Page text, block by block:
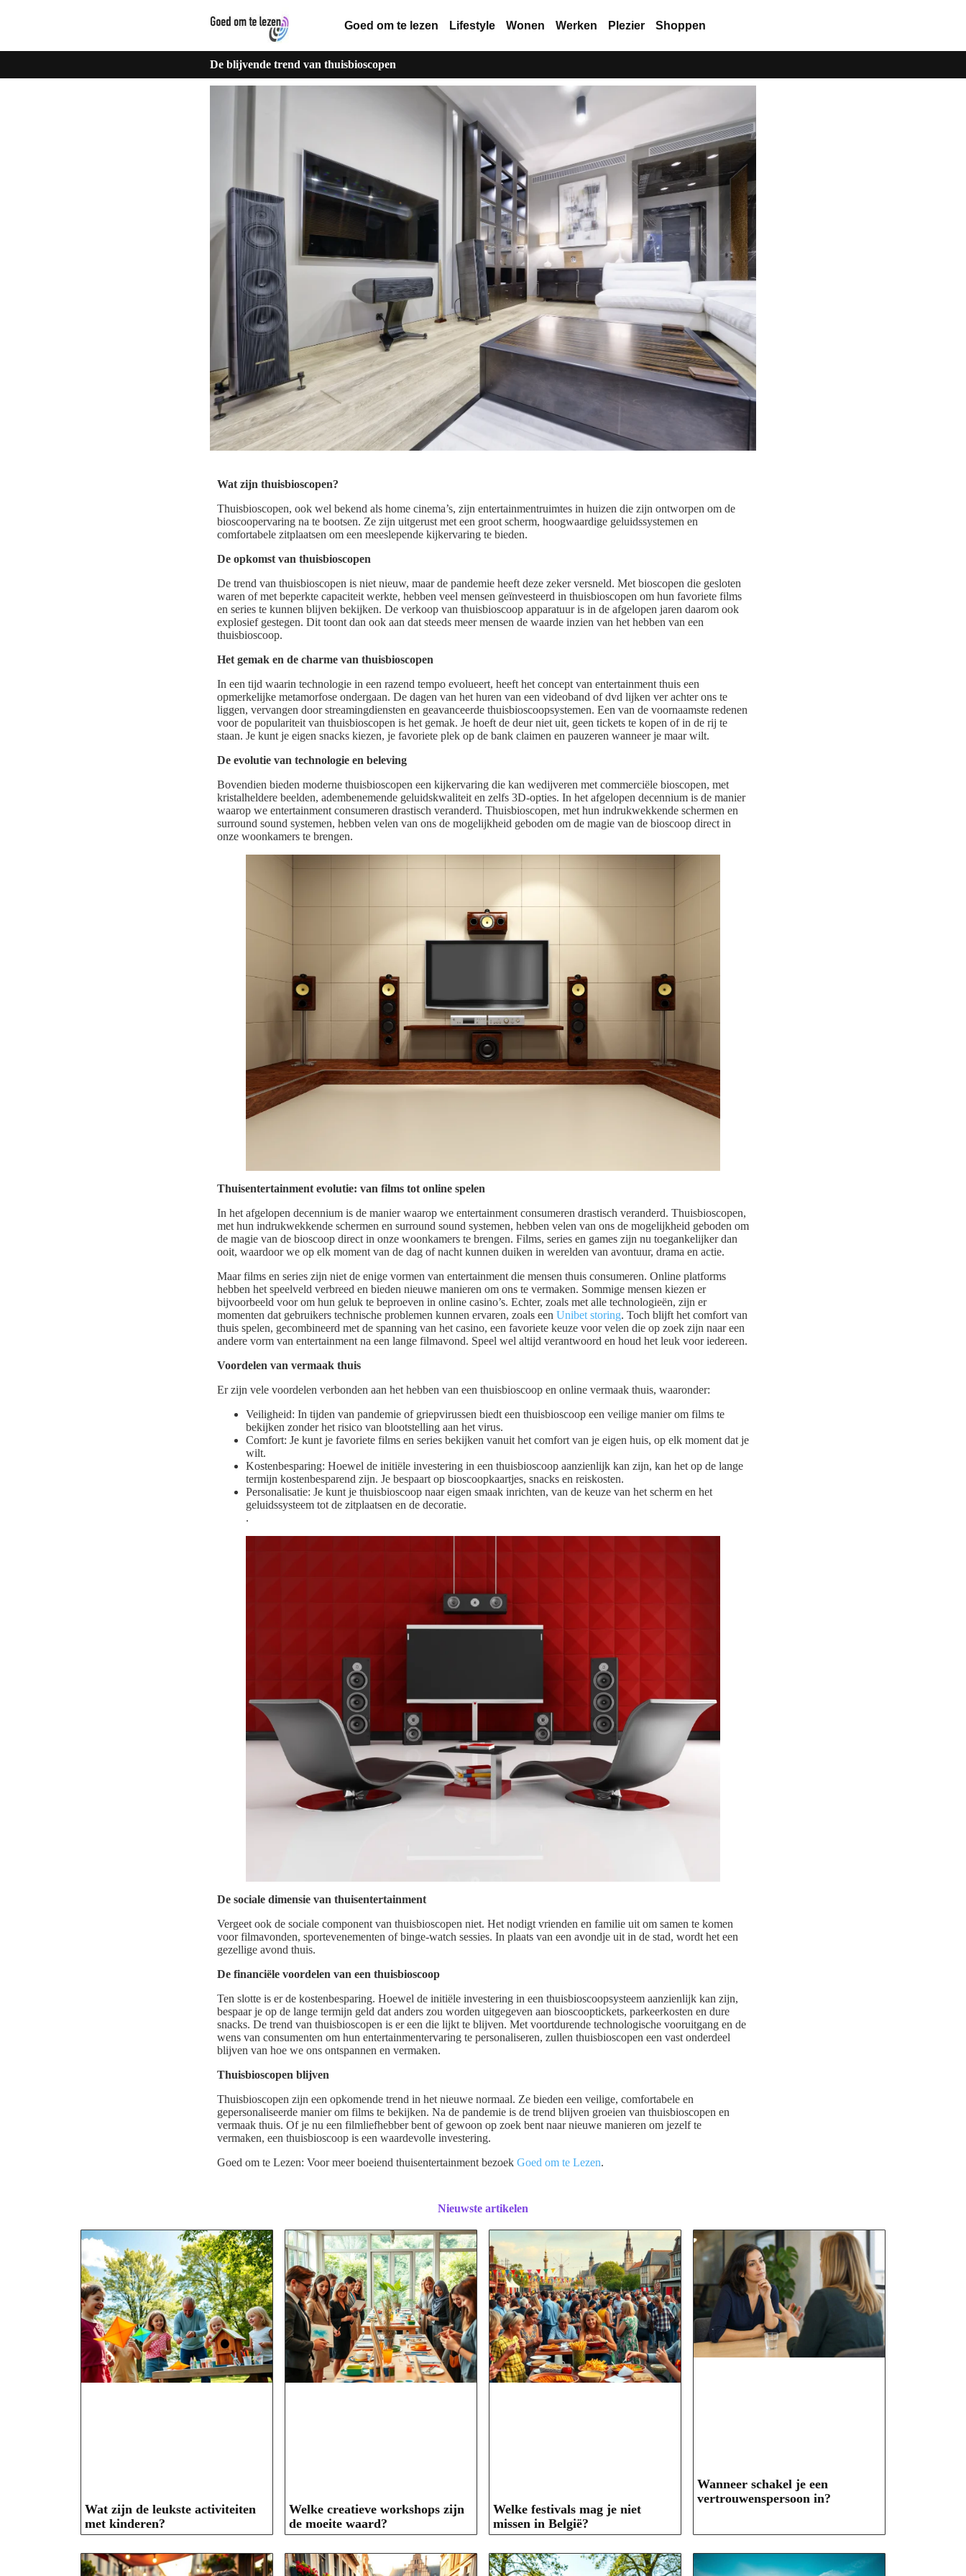
Goed om te lezen Lifestyle Wonen Werken Plezier Shoppen
De blijvende trend van thuisbioscopen
Wat zijn thuisbioscopen?
Thuisbioscopen, ook wel bekend als home cinema’s, zijn entertainmentruimtes in huizen die zijn ontworpen om de
bioscoopervaring na te bootsen. Ze zijn uitgerust met een groot scherm, hoogwaardige geluidssystemen en
comfortabele zitplaatsen om een meeslepende kijkervaring te bieden.
De opkomst van thuisbioscopen
De trend van thuisbioscopen is niet nieuw, maar de pandemie heeft deze zeker versneld. Met bioscopen die gesloten
waren of met beperkte capaciteit werkte, hebben veel mensen geïnvesteerd in thuisbioscopen om hun favoriete films
en series te kunnen blijven bekijken. De verkoop van thuisbioscoop apparatuur is in de afgelopen jaren daarom ook
explosief gestegen. Dit toont dan ook aan dat steeds meer mensen de waarde inzien van het hebben van een
thuisbioscoop.
Het gemak en de charme van thuisbioscopen
In een tijd waarin technologie in een razend tempo evolueert, heeft het concept van entertainment thuis een
opmerkelijke metamorfose ondergaan. De dagen van het huren van een videoband of dvd lijken ver achter ons te
liggen, vervangen door streamingdiensten en geavanceerde thuisbioscoopsystemen. Een van de voornaamste redenen
voor de populariteit van thuisbioscopen is het gemak. Je hoeft de deur niet uit, geen tickets te kopen of in de rij te
staan. Je kunt je eigen snacks kiezen, je favoriete plek op de bank claimen en pauzeren wanneer je maar wilt.
De evolutie van technologie en beleving
Bovendien bieden moderne thuisbioscopen een kijkervaring die kan wedijveren met commerciële bioscopen, met
kristalheldere beelden, adembenemende geluidskwaliteit en zelfs 3D-opties. In het afgelopen decennium is de manier
waarop we entertainment consumeren drastisch veranderd. Thuisbioscopen, met hun indrukwekkende schermen en
surround sound systemen, hebben velen van ons de mogelijkheid geboden om de magie van de bioscoop direct in
onze woonkamers te brengen.
Thuisentertainment evolutie: van films tot online spelen
In het afgelopen decennium is de manier waarop we entertainment consumeren drastisch veranderd. Thuisbioscopen,
met hun indrukwekkende schermen en surround sound systemen, hebben velen van ons de mogelijkheid geboden om
de magie van de bioscoop direct in onze woonkamers te brengen. Films, series en games zijn nu toegankelijker dan
ooit, waardoor we op elk moment van de dag of nacht kunnen duiken in werelden van avontuur, drama en actie.
Maar films en series zijn niet de enige vormen van entertainment die mensen thuis consumeren. Online platforms
hebben het speelveld verbreed en bieden nieuwe manieren om ons te vermaken. Sommige mensen kiezen er
bijvoorbeeld voor om hun geluk te beproeven in online casino’s. Echter, zoals met alle technologieën, zijn er
momenten dat gebruikers technische problemen kunnen ervaren, zoals een Unibet storing. Toch blijft het comfort van
thuis spelen, gecombineerd met de spanning van het casino, een favoriete keuze voor velen die op zoek zijn naar een
andere vorm van entertainment na een lange filmavond. Speel wel altijd verantwoord en houd het leuk voor iedereen.
Voordelen van vermaak thuis
Er zijn vele voordelen verbonden aan het hebben van een thuisbioscoop en online vermaak thuis, waaronder:
Veiligheid: In tijden van pandemie of griepvirussen biedt een thuisbioscoop een veilige manier om films te
bekijken zonder het risico van blootstelling aan het virus.
Comfort: Je kunt je favoriete films en series bekijken vanuit het comfort van je eigen huis, op elk moment dat je
wilt.
Kostenbesparing: Hoewel de initiële investering in een thuisbioscoop aanzienlijk kan zijn, kan het op de lange
termijn kostenbesparend zijn. Je bespaart op bioscoopkaartjes, snacks en reiskosten.
Personalisatie: Je kunt je thuisbioscoop naar eigen smaak inrichten, van de keuze van het scherm en het
geluidssysteem tot de zitplaatsen en de decoratie.
.
De sociale dimensie van thuisentertainment
Vergeet ook de sociale component van thuisbioscopen niet. Het nodigt vrienden en familie uit om samen te komen
voor filmavonden, sportevenementen of binge-watch sessies. In plaats van een avondje uit in de stad, wordt het een
gezellige avond thuis.
De financiële voordelen van een thuisbioscoop
Ten slotte is er de kostenbesparing. Hoewel de initiële investering in een thuisbioscoopsysteem aanzienlijk kan zijn,
bespaar je op de lange termijn geld dat anders zou worden uitgegeven aan bioscooptickets, parkeerkosten en dure
snacks. De trend van thuisbioscopen is er een die lijkt te blijven. Met voortdurende technologische vooruitgang en de
wens van consumenten om hun entertainmentervaring te personaliseren, zullen thuisbioscopen een vast onderdeel
blijven van hoe we ons ontspannen en vermaken.
Thuisbioscopen blijven
Thuisbioscopen zijn een opkomende trend in het nieuwe normaal. Ze bieden een veilige, comfortabele en
gepersonaliseerde manier om films te bekijken. Na de pandemie is de trend blijven groeien van thuisbioscopen en
vermaak thuis. Of je nu een filmliefhebber bent of gewoon op zoek bent naar nieuwe manieren om jezelf te
vermaken, een thuisbioscoop is een waardevolle investering.
Goed om te Lezen: Voor meer boeiend thuisentertainment bezoek Goed om te Lezen.
Nieuwste artikelen
Wat zijn de leukste activiteiten
met kinderen?
Welke creatieve workshops zijn
de moeite waard?
Welke festivals mag je niet
missen in België?
Wanneer schakel je een
vertrouwenspersoon in?